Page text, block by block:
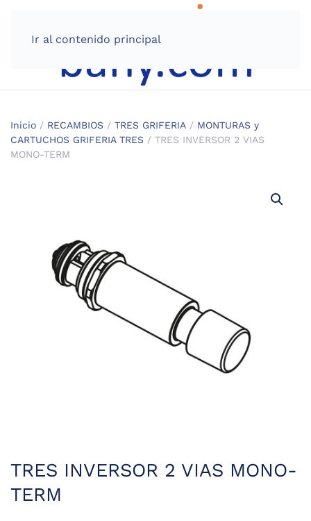
Ir al contenido principal
Inicio / RECAMBIOS / TRES GRIFERIA / MONTURAS y
CARTUCHOS GRIFERIA TRES / TRES INVERSOR 2 VIAS
MONO-TERM
TRES INVERSOR 2 VIAS MONO-
TERM